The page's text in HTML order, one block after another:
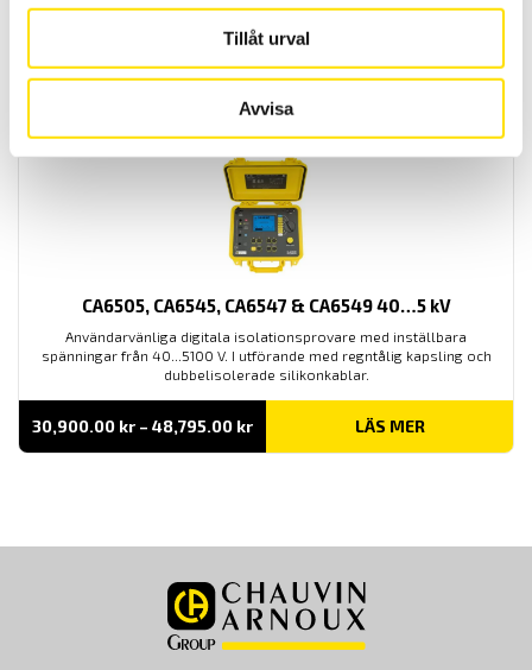
Tillåt urval
Avvisa
Prisintervall:
16,950.00 kr
till
24,595.00 kr
CA6505, CA6545, CA6547 & CA6549 40…5 kV
Användarvänliga digitala isolationsprovare med inställbara
spänningar från 40...5100 V. I utförande med regntålig kapsling och
dubbelisolerade silikonkablar.
30,900.00 kr – 48,795.00 krPrisintervall:
till
LÄS MER